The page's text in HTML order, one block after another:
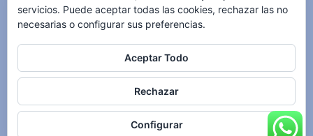
Galería
Política de privacidad Casa Arriola
Política de cookies
servicios. Puede aceptar todas las cookies, rechazar las no
necesarias o configurar sus preferencias.
Aceptar Todo
Rechazar
Configurar